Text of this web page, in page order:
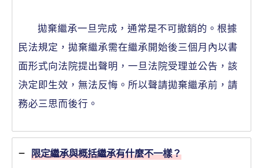
拋棄繼承一旦完成，通常是不可撤銷的。根據
民法規定，拋棄繼承需在繼承開始後三個月內以書
面形式向法院提出聲明，一旦法院受理並公告，該
決定即生效，無法反悔。所以聲請拋棄繼承前，請
務必三思而後行。
限定繼承與概括繼承有什麼不一樣？